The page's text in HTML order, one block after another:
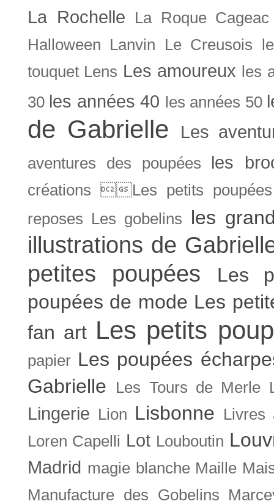
La Rochelle
La Roque Cageac
Halloween
Lanvin Le Creusois
touquet Lens Les amoureux les
30 les années 40 les années 50
de Gabrielle Les
aventures des poupées les
créations Les petits
reposes Les gobelins les
illustrations de
petites poupées
Les
poupées de mode Les
fan art Les petits
papier Les poupées
Gabrielle
Les Tours de Merle
Lingerie Lion Lisbonne
Livres
Loren Capelli Lot Louboutin
Madrid magie blanche Maille
Manufacture des Gobelins